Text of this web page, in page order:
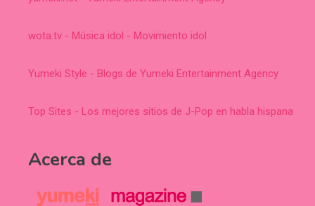
wota.tv - Música idol - Movimiento idol
Yumeki Style - Blogs de Yumeki Entertainment Agency
Top Sites - Los mejores sitios de J-Pop en habla hispana
Acerca de